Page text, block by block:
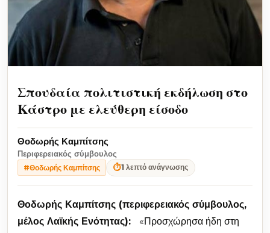
Σπουδαία πολιτιστική εκδήλωση στο
Κάστρο με ελεύθερη είσοδο
Θοδωρής Καμπίτσης
Περιφερειακός σύμβουλος
#Θοδωρής Καμπίτσης ⏱1 λεπτό ανάγνωσης
Θοδωρής Καμπίτσης (περιφερειακός σύμβουλος,
μέλος Λαϊκής Ενότητας): «Προσχώρησα ήδη στη